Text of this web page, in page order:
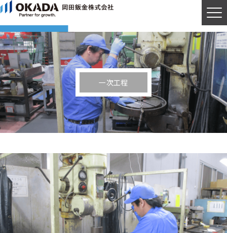
Recruit
採用トップページ
Person
人を知る
Environment
Work
仕事を知る
Description
一次工程